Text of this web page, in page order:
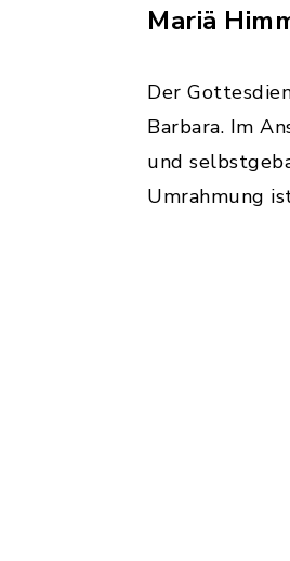
Mariä
Der
Barbara. Im
und
Umrahmung